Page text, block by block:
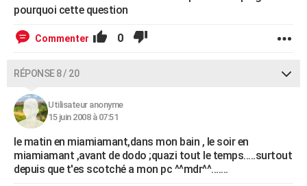
pourquoi cette question
Commenter 0
RÉPONSE 8 / 20
Utilisateur anonyme
15 juin 2008 à 07:51
le matin en miamiamant,dans mon bain , le soir en
miamiamant ,avant de dodo ;quazi tout le temps.....surtout
depuis que t'es scotché a mon pc ^^mdr^^.......